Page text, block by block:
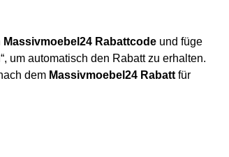
Massivmoebel24 Rabattcode und füge
um automatisch den Rabatt zu erhalten.
dem Massivmoebel24 Rabatt für